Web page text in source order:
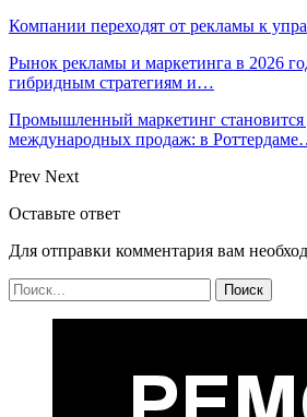
Компании переходят от рекламы к
Рынок рекламы и маркетинга в 2026
гибридным стратегиям и…
Промышленный маркетинг становится
международных продаж: в
Prev Next
Оставьте ответ
Для отправки комментария вам